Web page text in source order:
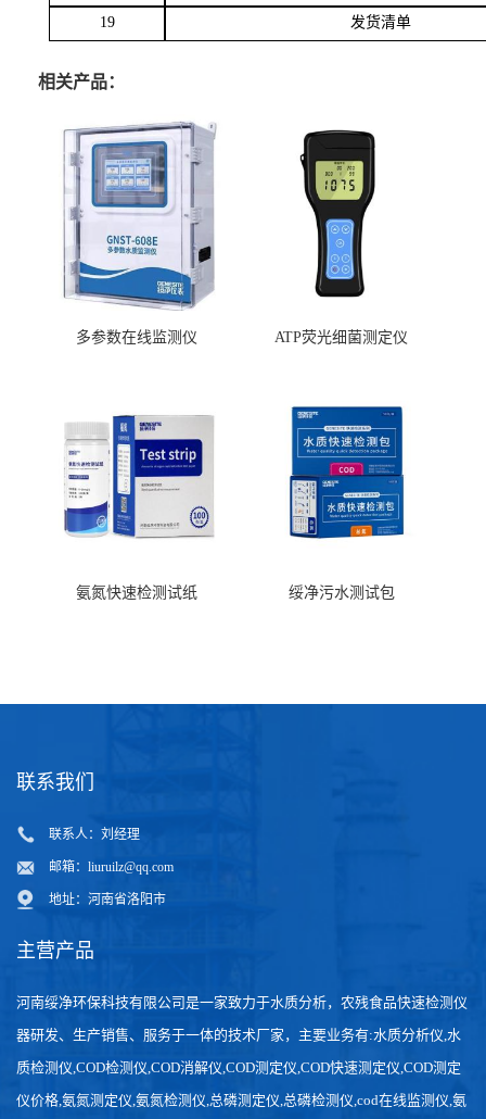
19 发货清单
相关产品：
多参数在线监测仪 ATP荧光细菌测定仪
氨氮快速检测试纸 绥净污水测试包
联系我们
联系人：刘经理
邮箱： liuruilz@qq.com
地址：河南省洛阳市
主营产品
河南绥净环保科技有限公司是一家致力于水质分析，农残食品快速检测仪
器研发、生产销售、服务于一体的技术厂家，主要业务有:水质分析仪,水
质检测仪,COD检测仪,COD消解仪,COD测定仪,COD快速测定仪,COD测定
仪价格,氨氮测定仪,氨氮检测仪,总磷测定仪,总磷检测仪,cod在线监测仪,氨